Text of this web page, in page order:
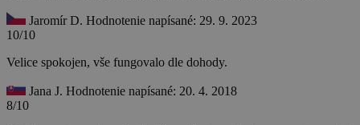
Jaromír D. Hodnotenie napísané: 29. 9. 2023
10/10
Velice spokojen, vše fungovalo dle dohody.
Jana J. Hodnotenie napísané: 20. 4. 2018
8/10